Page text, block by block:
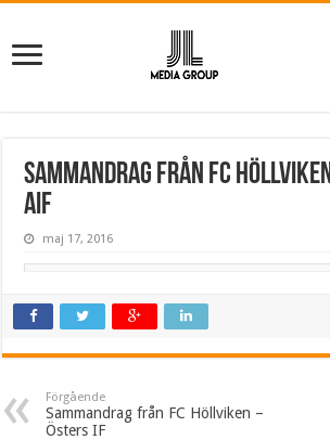
Sammandrag från FC
AIF
maj 17, 2016
Förgående
Sammandrag från FC Höllviken –
Östers IF